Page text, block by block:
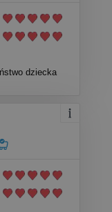
dziecka